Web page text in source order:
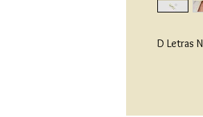
D Letras N